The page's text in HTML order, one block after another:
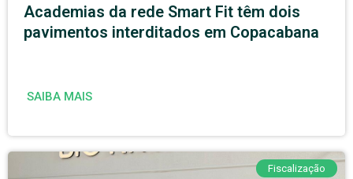
Academias da rede Smart Fit têm dois
pavimentos interditados em Copacabana
SAIBA MAIS
Fiscalização